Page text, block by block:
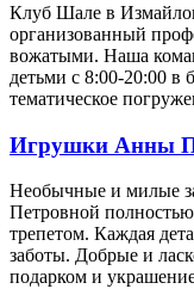
Клуб Шале в
организованный
вожатыми. Наша
детьми с 8:00-20:00 в
тематическое
Игрушки Анны
Необычные и милые
Петровной
трепетом. Каждая
заботы. Добрые и
подарком и